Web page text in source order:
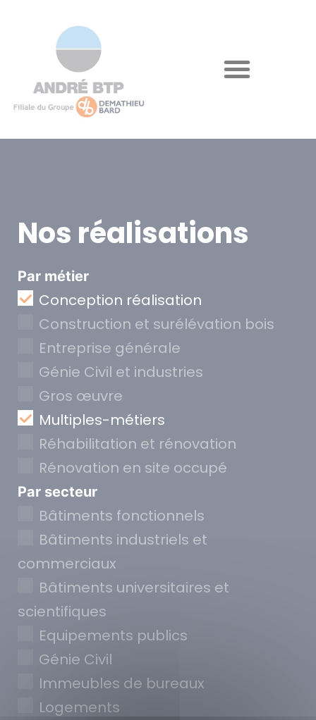
Nos réalisations
Par métier
Conception réalisation
Construction et surélévation bois
Entreprise générale
Génie Civil et industries
Gros œuvre
Multiples-métiers
Réhabilitation et rénovation
Rénovation en site occupé
Par secteur
Bâtiments fonctionnels
Bâtiments industriels et
commerciaux
Bâtiments universitaires et
scientifiques
Equipements publics
Génie Civil
Immeubles de bureaux
Logements